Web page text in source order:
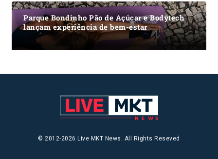
Parque Bondinho Pão de Açúcar e Bodytech
lançam experiência de bem-estar
© 2012-2026 Live MKT News. All Rights Reseved